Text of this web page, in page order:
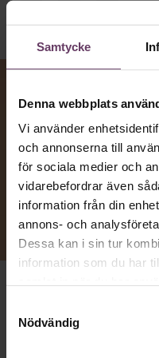
Samtycke
Denna webbplats
Vi använder
och annonserna till
för sociala medier och
vidarebefordrar även
information från din
annons- och
Dessa kan i sin tur
information som du har
Nödvändig
Appen
mejl från främlingar. Men
Harvard Business